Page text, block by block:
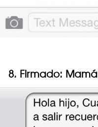
8. Firmado: Mamá